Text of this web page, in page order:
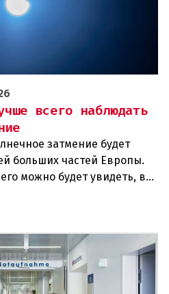
всего наблюдать
затмение будет
больших частей Европы.
можно будет увидеть, в
и Испании, в Австрии же